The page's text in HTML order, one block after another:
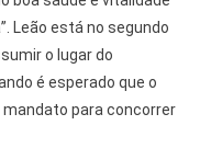
Leão está no segundo
o lugar do
é esperado que o
mandato para concorrer